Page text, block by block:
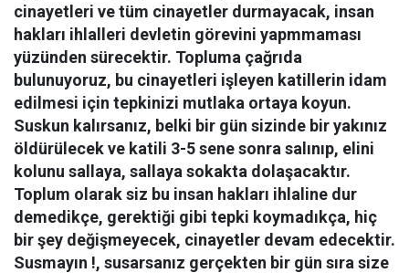
cinayetleri ve tüm cinayetler durmayacak, insan
hakları ihlalleri devletin görevini yapmmaması
yüzünden sürecektir. Topluma çağrıda
bulunuyoruz, bu cinayetleri işleyen katillerin idam
edilmesi için tepkinizi mutlaka ortaya koyun.
Suskun kalırsanız, belki bir gün sizinde bir yakınız
öldürülecek ve katili 3-5 sene sonra salınıp, elini
kolunu sallaya, sallaya sokakta dolaşacaktır.
Toplum olarak siz bu insan hakları ihlaline dur
demedikçe, gerektiği gibi tepki koymadıkça, hiç
bir şey değişmeyecek, cinayetler devam edecektir.
Susmayın !, susarsanız gerçekten bir gün sıra size